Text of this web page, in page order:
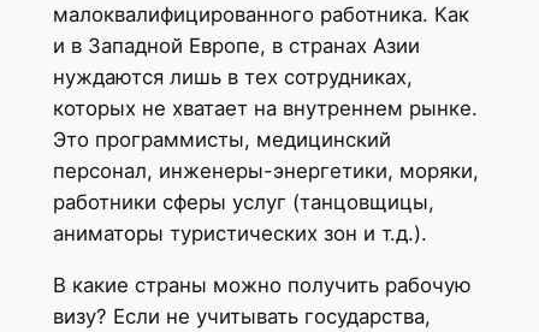
малоквалифицированного работника. Как
и в Западной Европе, в странах Азии
нуждаются лишь в тех сотрудниках,
которых не хватает на внутреннем рынке.
Это программисты, медицинский
персонал, инженеры-энергетики, моряки,
работники сферы услуг (танцовщицы,
аниматоры туристических зон и т.д.).
В какие страны можно получить рабочую
визу? Если не учитывать государства,